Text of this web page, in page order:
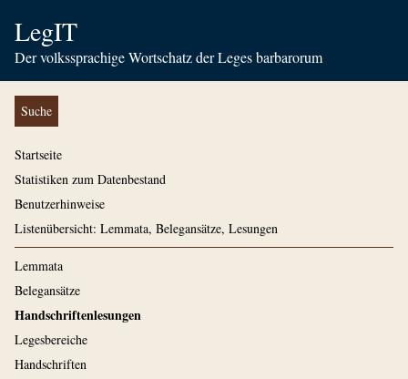
LegIT
Der volkssprachige Wortschatz der Leges barbarorum
Suche
Startseite
Statistiken zum Datenbestand
Benutzerhinweise
Listenübersicht: Lemmata, Belegansätze, Lesungen
Lemmata
Belegansätze
Handschriftenlesungen
Legesbereiche
Handschriften